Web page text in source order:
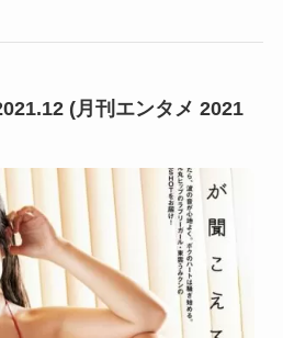
(月刊エンタメ 2021